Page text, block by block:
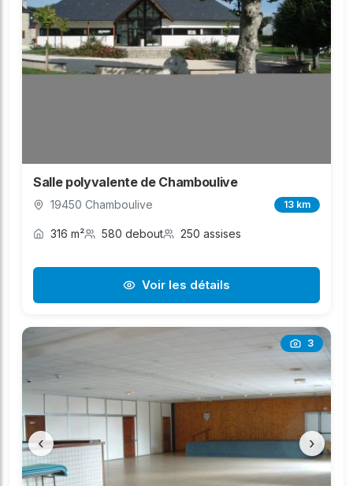
Salle polyvalente de Chamboulive
19450 Chamboulive 13 km
316 m² 580 debout 250 assises
Voir les détails
3
‹ ›